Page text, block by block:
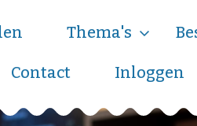
Thema's
Contact Inloggen